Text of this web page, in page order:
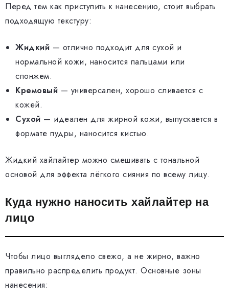
Перед тем как приступить к нанесению, стоит выбрать
подходящую текстуру:
Жидкий — отлично подходит для сухой и
нормальной кожи, наносится пальцами или
спонжем.
Кремовый — универсален, хорошо сливается с
кожей.
Сухой — идеален для жирной кожи, выпускается в
формате пудры, наносится кистью.
Жидкий хайлайтер можно смешивать с тональной
основой для эффекта лёгкого сияния по всему лицу.
Куда нужно наносить хайлайтер на
лицо
Чтобы лицо выглядело свежо, а не жирно, важно
правильно распределить продукт. Основные зоны
нанесения: